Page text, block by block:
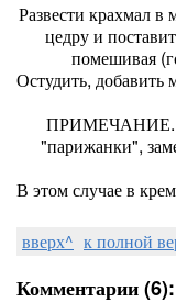
Развести крахмал в
цедру и
помешивая
Остудить, добавить
ПРИМЕЧАНИЕ.
"парижанки",
В этом случае в
вверх^ к полной
Комментарии (6):